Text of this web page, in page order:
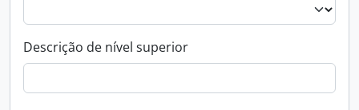
Descrição de nível superior